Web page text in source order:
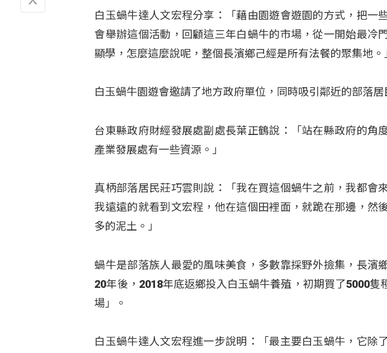
白玉蝸牛達人文宏程分享：「藉由園遊會遊園的方式，把一
會舉辦這個活動，回顧這三年白蝸牛的市場，從一開始最冷
顯學，怎麼這麼說呢，整個長濱鄉己經是所有法餐的聚集地。
白玉蝸牛園遊會邀請了地方政府單位，同時吸引鄰近的部落居
台東縣政府財經發展處副處長葉正鶴說：「站在縣政府的角
產業發展處有一些資源。」
真柄部落居民莊巧雲則說：「我在買這個蝸牛之前，我都會
我遠遠的就看到文宏程，他在這個田裡面，就跪在那邊，然
多的泥土。」
蝸牛是部落族人最愛的風味美食，多數靠採野外撿集，長濱
20年後，2018年底返鄉投入白玉蝸牛養殖，初期買了5000
場」。
白玉蝸牛達人文宏程進一步說明：「最主要白玉蝸牛，它除